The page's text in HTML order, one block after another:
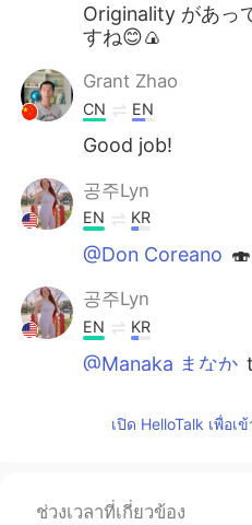
Originality があっ
すね😊🍙
Grant Zhao
CN EN
Good job!
공주Lyn
EN KR
@Don Coreano
공주Lyn
EN KR
@Manaka まなか
EN
で、今日は
เปิด HelloTalk เพื่อ
ช่วงเวลาที่เกี่ยวข้อง